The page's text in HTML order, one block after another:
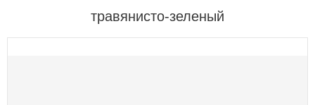
травянисто-зеленый